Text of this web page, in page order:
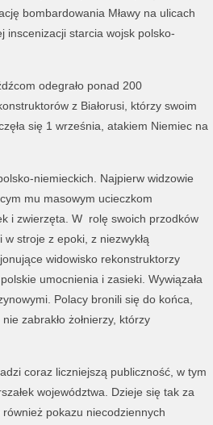
bombardowania Mławy na ulicach
inscenizacji starcia wojsk polsko-
odegrało ponad 200
z Białorusi, którzy swoim
się 1 września, atakiem Niemiec na
niemieckich. Najpierw widzowie
mu masowym ucieczkom
i zwierzęta. W rolę swoich przodków
stroje z epoki, z niezwykłą
widowisko rekonstruktorzy
umocnienia i zasieki. Wywiązała
Polacy bronili się do końca,
zabrakło żołnierzy, którzy
coraz liczniejszą publiczność, w tym
województwa. Dzieje się tak za
pokazu niecodziennych